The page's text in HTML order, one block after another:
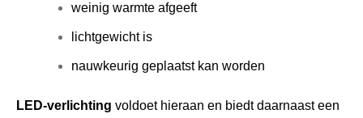
weinig warmte afgeeft
lichtgewicht is
nauwkeurig geplaatst kan worden
LED-verlichting voldoet hieraan en biedt daarnaast een